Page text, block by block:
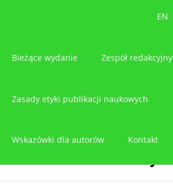
EN
Bieżące wydanie Zespół redakcyjny
Zasady etyki publikacji naukowych
Wskazówki dla autorów Kontakt